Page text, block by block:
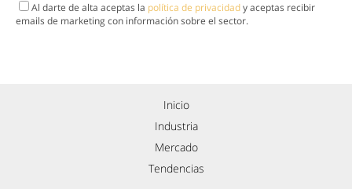
Al darte de alta aceptas la política de privacidady aceptas recibir
emails de marketing con información sobre el sector.
Inicio
Industria
Mercado
Tendencias